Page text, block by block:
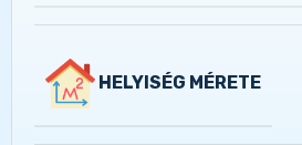
HELYISÉG MÉRETE